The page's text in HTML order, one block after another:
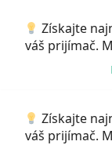
Získajte
váš prijímač.
Získajte
váš prijímač.
obsah